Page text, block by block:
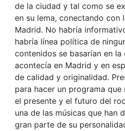
de la ciudad y tal como se
en su lema, conectando con
Madrid. No habría
habría línea política de
contenidos se basarían en
acontecía en Madrid y en
de calidad y originalidad.
para hacer un programa que
el presente y el futuro del
una de las músicas que han
gran parte de su